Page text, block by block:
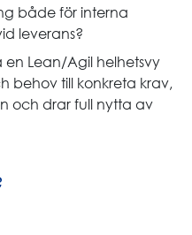
både för interna
leverans?
Lean/Agil helhetsvy
behov till konkreta krav,
och drar full nytta av